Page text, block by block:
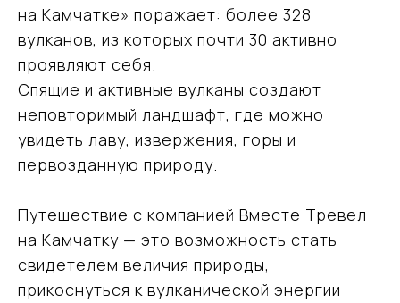
на Камчатке» поражает: более 328
вулканов, из которых почти 30 активно
проявляют себя.
Спящие и активные вулканы создают
неповторимый ландшафт, где можно
увидеть лаву, извержения, горы и
первозданную природу.
Путешествие с компанией Вместе Тревел
на Камчатку — это возможность стать
свидетелем величия природы,
прикоснуться к вулканической энергии
vmtravel77@mail.ru
Ваш надёжный партнёр
в мире открытий
и приключений
Навигация
Направления
Подбор туров на Камчатку
О компании